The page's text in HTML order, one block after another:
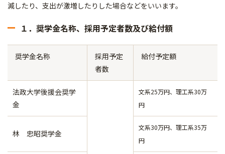
減したり、支出が激増したりした場合などをいいます。
１．奨学金名称、採用予定者数及び給付額
奨学金名称
採用予定
者数
給付予定額
法政大学後援会奨学
金
文系25万円、理工系30万
円
林 忠昭奨学金
文系30万円、理工系35万
円